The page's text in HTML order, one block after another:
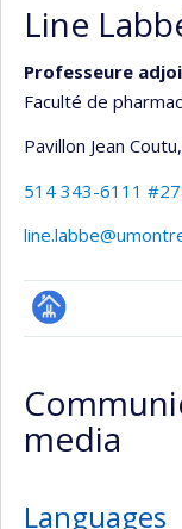
Line
Professeure
Faculté de
Pavillon Jean Coutu
514 343-6111
Page
media
Languages